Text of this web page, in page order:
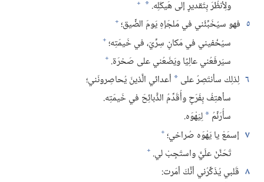
ولِأنظُرَ بِتَقديرٍ إلى هَيكَلِه.‏ *
+
٥ فهو سيُخَبِّئُني في مَلجَإهِ يَومَ الضِّيق؛‏ +
سيُخْفيني في مَكانٍ سِرِّيّ،‏ في خَيمَتِه؛‏ +
سيَرفَعُني عالِيًا ويَضَعُني على صَخرَة.‏ +
٦ لِذلِك سأنتَصِرُ على * أعدائي الَّذينَ يُحاصِرونَني؛‏
سأهتِفُ بِفَرَحٍ وأُقَدِّمُ الذَّبائِحَ في خَيمَتِه.‏
سأُرَنِّمُ *لِيَهْوَه.‏
٧ إسمَعْ يا يَهْوَه صُراخي؛‏ +
تَحَنَّنْ علَيَّ واستَجِبْ لي.‏ +
٨ قَلبي يُذَكِّرُني أنَّكَ أمَرت:‏